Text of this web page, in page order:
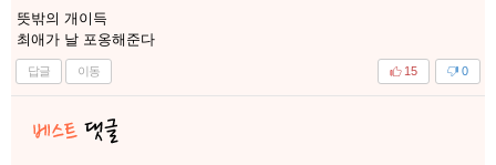
뜻밖의 개이득
최애가 날 포옹해준다
답글 이동 0
15